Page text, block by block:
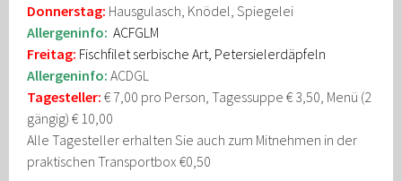
Donnerstag: Hausgulasch, Knödel, Spiegelei
Allergeninfo: ACFGLM
Freitag: Fischfilet serbische Art, Petersielerdäpfeln
Allergeninfo:ACDGL
Tagesteller: € 7,00 pro Person, Tagessuppe € 3,50, Menü (2
gängig) € 10,00
Alle Tagesteller erhalten Sie auch zum Mitnehmen in der
praktischen Transportbox €0,50